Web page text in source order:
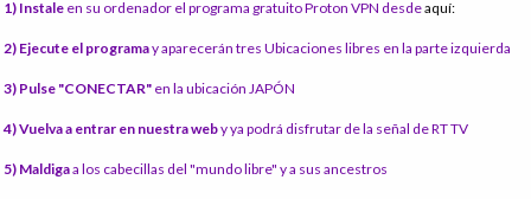
1) Instale en su ordenador el programa gratuito Proton VPN desdeaquí:
2) Ejecute el programay aparecerán tres Ubicaciones libres en la parte izquierda
3) Pulse "CONECTAR" en la ubicación JAPÓN
4) Vuelva a entrar en nuestra weby ya podrá disfrutar de la señal de RT TV
5) Maldigaa los cabecillas del "mundo libre" y a sus ancestros